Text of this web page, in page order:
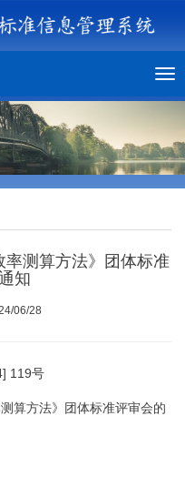
测算方法》团体标准
知
06/28
119号
算方法》团体标准评审会的